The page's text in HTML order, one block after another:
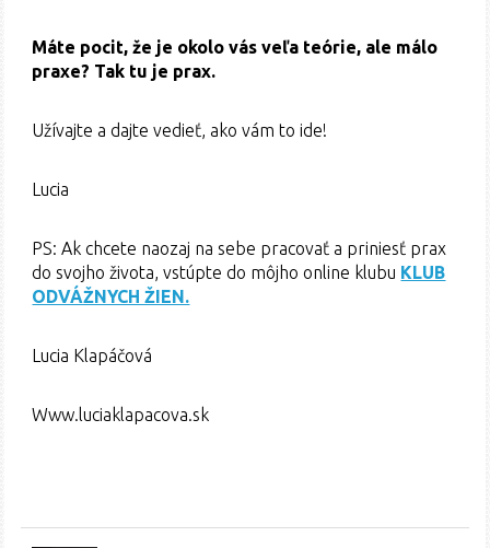
Máte pocit, že je okolo vás veľa teórie, ale málo
praxe? Tak tu je prax.
Užívajte a dajte vedieť, ako vám to ide!
Lucia
PS: Ak chcete naozaj na sebe pracovať a priniesť prax
do svojho života, vstúpte do môjho online klubu KLUB
ODVÁŽNYCH ŽIEN.
Lucia Klapáčová
Www.luciaklapacova.sk